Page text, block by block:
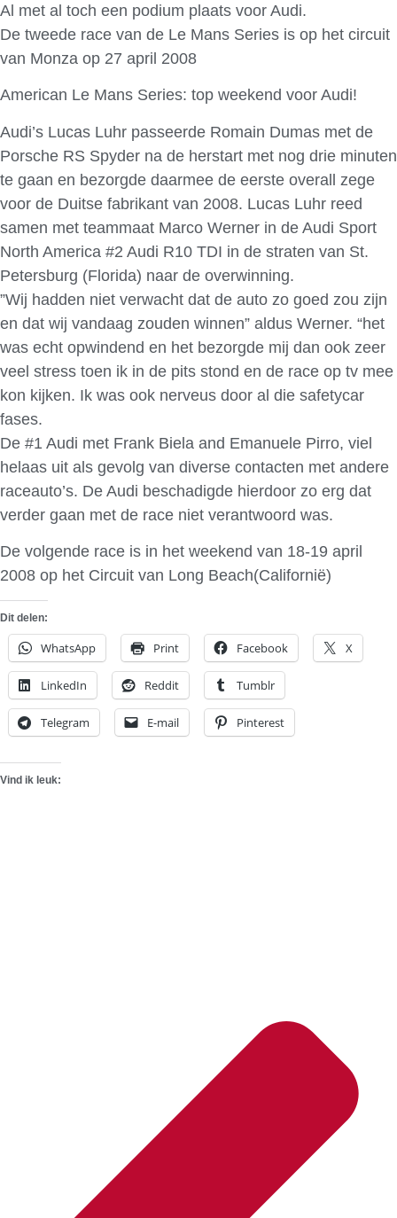
Al met al toch een podium plaats voor Audi.
De tweede race van de Le Mans Series is op het circuit
van Monza op 27 april 2008
American Le Mans Series: top weekend voor Audi!
Audi’s Lucas Luhr passeerde Romain Dumas met de
Porsche RS Spyder na de herstart met nog drie minuten
te gaan en bezorgde daarmee de eerste overall zege
voor de Duitse fabrikant van 2008. Lucas Luhr reed
samen met teammaat Marco Werner in de Audi Sport
North America #2 Audi R10 TDI in de straten van St.
Petersburg (Florida) naar de overwinning.
”Wij hadden niet verwacht dat de auto zo goed zou zijn
en dat wij vandaag zouden winnen” aldus Werner. “het
was echt opwindend en het bezorgde mij dan ook zeer
veel stress toen ik in de pits stond en de race op tv mee
kon kijken. Ik was ook nerveus door al die safetycar
fases.
De #1 Audi met Frank Biela and Emanuele Pirro, viel
helaas uit als gevolg van diverse contacten met andere
raceauto’s. De Audi beschadigde hierdoor zo erg dat
verder gaan met de race niet verantwoord was.
De volgende race is in het weekend van 18-19 april
2008 op het Circuit van Long Beach(Californië)
Dit delen:
WhatsApp Print Facebook X
LinkedIn Reddit Tumblr
Telegram E-mail Pinterest
Vind ik leuk: